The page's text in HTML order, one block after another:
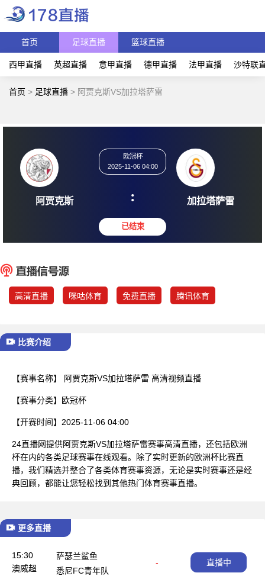
首页 足球直播 篮球直播
西甲直播 英超直播 意甲直播 德甲直播 法甲直播 沙特联
首页 > 足球直播 > 阿贾克斯VS加拉塔萨雷
阿贾克斯
2025-11-06 04:00
: 加拉
高清直播 咪咕体育 免费直播 腾讯体育
比赛介绍
【赛事名称】 阿贾克斯VS加拉塔萨雷 高清视频直播
【赛事分类】 欧冠杯
【开赛时间】 2025-11-06 04:00
24直播网提供阿贾克斯VS加拉塔萨雷赛事高清直播，还包括欧洲
杯在内的各类足球赛事在线观看。除了实时更新的欧洲杯比赛直
播，我们精选并整合了各类体育赛事资源，无论是实时赛事还是经
典回顾，都能让您轻松找到其他热门体育赛事直播。
更多直播
15:30
澳威超
萨瑟兰鲨鱼
-
悉尼FC青年队
直播中